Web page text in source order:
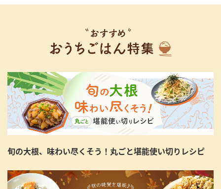
旬の大根、味わい尽くそう！丸ごと堪能使い切りレシピ